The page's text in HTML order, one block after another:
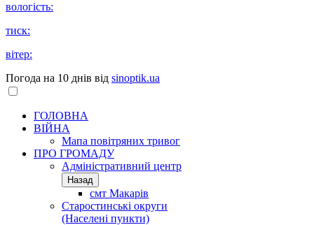
вологість:
тиск:
вітер:
Погода на 10 днів від sinoptik.ua
ГОЛОВНА
ВІЙНА
Мапа повітряних тривог
ПРО ГРОМАДУ
Aдміністративний центр
Назад
смт Макарів
Старостинські округи
(Населені пункти)